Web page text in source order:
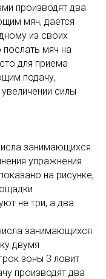
производят два
мяч, дается
из своих
мяч на
для приема
подачу,
силы
занимающихся.
упражнения
на рисунке,
не три, а два
занимающихся
двумя
зоны 3 ловит
производят два